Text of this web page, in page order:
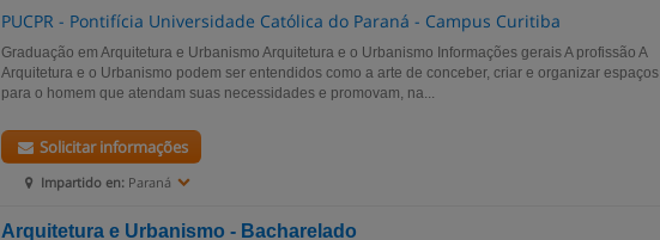
PUCPR - Pontifícia Universidade Católica do Paraná - Campus Curitiba
Graduação em Arquitetura e Urbanismo Arquitetura e o Urbanismo Informações gerais A profissão A
Arquitetura e o Urbanismo podem ser entendidos como a arte de conceber, criar e organizar espaços
para o homem que atendam suas necessidades e promovam, na...
Impartido en: Paraná
Solicitar informações
Arquitetura e Urbanismo - Bacharelado